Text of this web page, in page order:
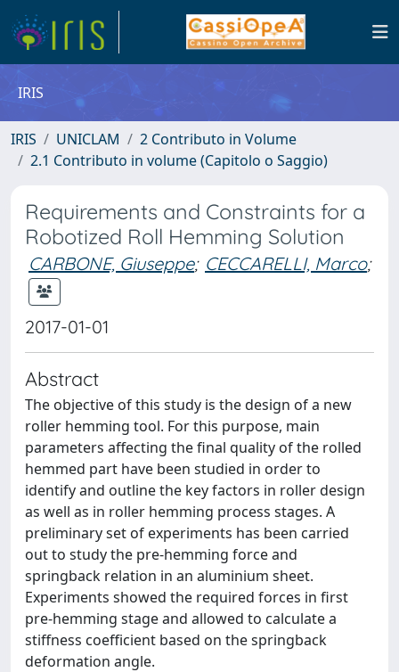
IRIS
IRIS UNICLAM
2 Contributo in Volume
2.1 Contributo in volume (Capitolo o Saggio)
Requirements and Constraints for a
Robotized Roll Hemming Solution
CARBONE, Giuseppe; CECCARELLI, Marco;
2017-01-01
Abstract
The objective of this study is the design of a new
roller hemming tool. For this purpose, main
parameters affecting the final quality of the rolled
hemmed part have been studied in order to
identify and outline the key factors in roller design
as well as in roller hemming process stages. A
preliminary set of experiments has been carried
out to study the pre-hemming force and
springback relation in an aluminium sheet.
Experiments showed the required forces in first
pre-hemming stage and allowed to calculate a
stiffness coefficient based on the springback
deformation angle.